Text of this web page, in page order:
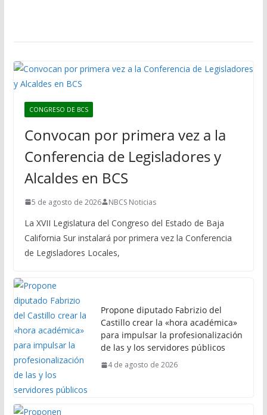
CONGRESO DE BCS
Convocan por primera vez a la
Conferencia de Legisladores y
Alcaldes en BCS
5 de agosto de 2026 NBCS Noticias
La XVII Legislatura del Congreso del Estado de Baja
California Sur instalará por primera vez la Conferencia
de Legisladores Locales,
Propone diputado Fabrizio del
Castillo crear la «hora académica»
para impulsar la profesionalización
de las y los servidores públicos
4 de agosto de 2026